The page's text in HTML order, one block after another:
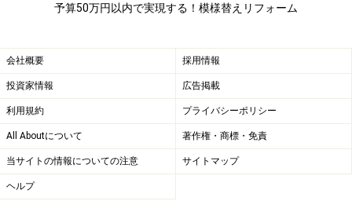
予算50万円以内で実現する！模様替えリフォーム
会社概要 採用情報
投資家情報 広告掲載
利用規約 プライバシーポリシー
All Aboutについて 著作権・商標・免責
当サイトの情報についての注意 サイトマップ
ヘルプ